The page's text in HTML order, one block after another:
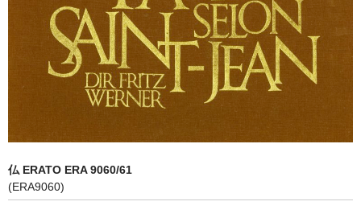
合唱
オペラ
歌曲
CD&BOOK
PICK UP
仏 ERATO ERA 9060/61
(ERA9060)